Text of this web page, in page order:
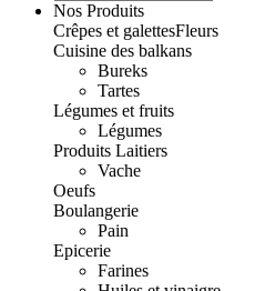
Nos Produits
Crêpes et galettesFleurs
Cuisine des balkans
Bureks
Tartes
Légumes et fruits
Légumes
Produits Laitiers
Vache
Oeufs
Boulangerie
Pain
Epicerie
Farines